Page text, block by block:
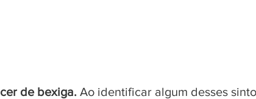
de bexiga. Ao identificar algum desses